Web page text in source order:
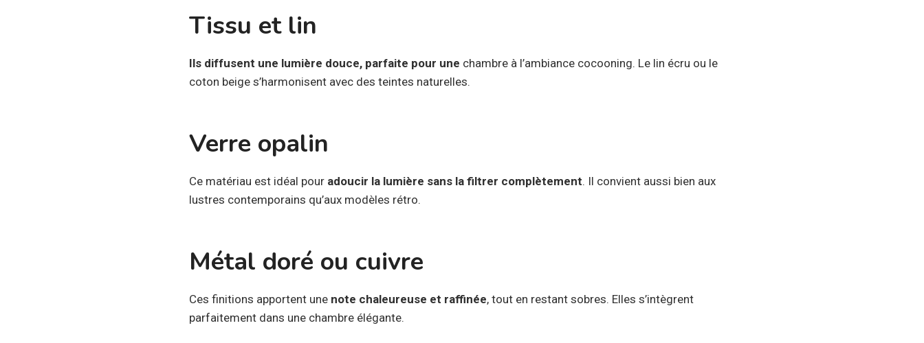
Tissu et lin
Ils diffusent une lumière douce, parfaite pour une chambre à l’ambiance cocooning. Le lin écru ou le
coton beige s’harmonisent avec des teintes naturelles.
Verre opalin
Ce matériau est idéal pour adoucir la lumière sans la filtrer complètement. Il convient aussi bien aux
lustres contemporains qu’aux modèles rétro.
Métal doré ou cuivre
Ces finitions apportent une note chaleureuse et raffinée, tout en restant sobres. Elles s’intègrent
parfaitement dans une chambre élégante.